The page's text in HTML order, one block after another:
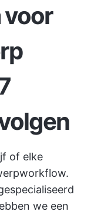
of elke
we een